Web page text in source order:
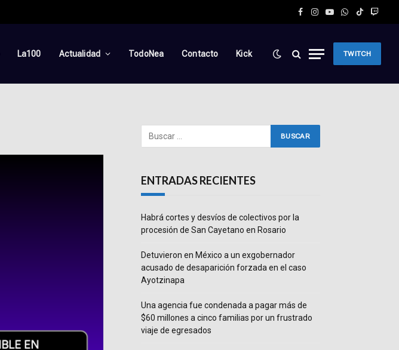
Facebook
Instagram
YouTube
WhatsApp
TikTokTwitch
La100 Actualidad TodoNea Contacto Kick TWITCH
ENTRADAS RECIENTES
Habrá cortes y desvíos de colectivos por la
procesión de San Cayetano en Rosario
Detuvieron en México a un exgobernador
acusado de desaparición forzada en el caso
Ayotzinapa
Una agencia fue condenada a pagar más de
$60 millones a cinco familias por un frustrado
viaje de egresados